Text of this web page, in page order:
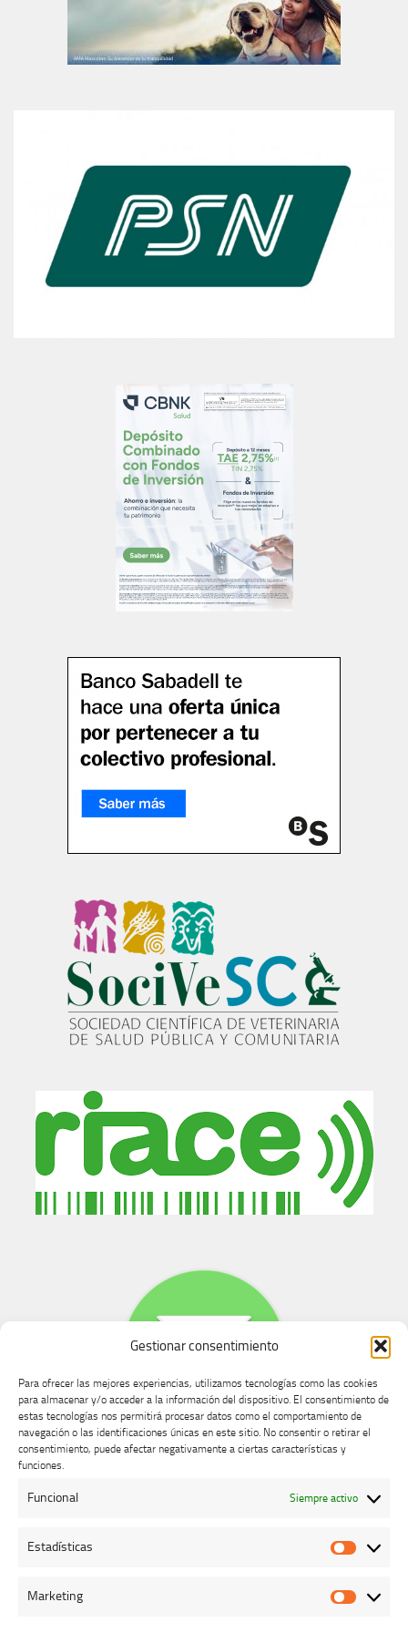
Gestionar consentimiento
Para ofrecer las mejores experiencias, utilizamos tecnologías como las cookies
para almacenar y/o acceder a la información del dispositivo. El consentimiento de
estas tecnologías nos permitirá procesar datos como el comportamiento de
navegación o las identificaciones únicas en este sitio. No consentir o retirar el
consentimiento, puede afectar negativamente a ciertas características y
funciones.
Funcional Siempre activo
Estadísticas
Marketing
Buzón de dudas, quejas y sugerencias